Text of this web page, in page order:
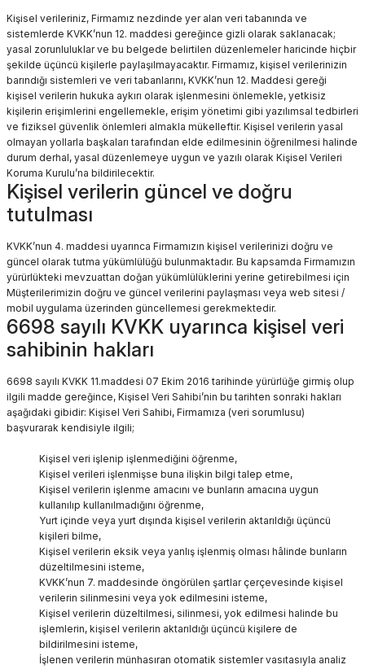
Kişisel verileriniz, Firmamız nezdinde yer alan veri tabanında ve
sistemlerde KVKK’nun 12. maddesi gereğince gizli olarak saklanacak;
yasal zorunluluklar ve bu belgede belirtilen düzenlemeler haricinde hiçbir
şekilde üçüncü kişilerle paylaşılmayacaktır. Firmamız, kişisel verilerinizin
barındığı sistemleri ve veri tabanlarını, KVKK’nun 12. Maddesi gereği
kişisel verilerin hukuka aykırı olarak işlenmesini önlemekle, yetkisiz
kişilerin erişimlerini engellemekle, erişim yönetimi gibi yazılımsal tedbirleri
ve fiziksel güvenlik önlemleri almakla mükelleftir. Kişisel verilerin yasal
olmayan yollarla başkaları tarafından elde edilmesinin öğrenilmesi halinde
durum derhal, yasal düzenlemeye uygun ve yazılı olarak Kişisel Verileri
Koruma Kurulu’na bildirilecektir.
Kişisel verilerin güncel ve doğru
tutulması
KVKK’nun 4. maddesi uyarınca Firmamızın kişisel verilerinizi doğru ve
güncel olarak tutma yükümlülüğü bulunmaktadır. Bu kapsamda Firmamızın
yürürlükteki mevzuattan doğan yükümlülüklerini yerine getirebilmesi için
Müşterilerimizin doğru ve güncel verilerini paylaşması veya web sitesi /
mobil uygulama üzerinden güncellemesi gerekmektedir.
6698 sayılı KVKK uyarınca kişisel veri
sahibinin hakları
6698 sayılı KVKK 11.maddesi 07 Ekim 2016 tarihinde yürürlüğe girmiş olup
ilgili madde gereğince, Kişisel Veri Sahibi’nin bu tarihten sonraki hakları
aşağıdaki gibidir: Kişisel Veri Sahibi, Firmamıza (veri sorumlusu)
başvurarak kendisiyle ilgili;
Kişisel veri işlenip işlenmediğini öğrenme,
Kişisel verileri işlenmişse buna ilişkin bilgi talep etme,
Kişisel verilerin işlenme amacını ve bunların amacına uygun
kullanılıp kullanılmadığını öğrenme,
Yurt içinde veya yurt dışında kişisel verilerin aktarıldığı üçüncü
kişileri bilme,
Kişisel verilerin eksik veya yanlış işlenmiş olması hâlinde bunların
düzeltilmesini isteme,
KVKK’nun 7. maddesinde öngörülen şartlar çerçevesinde kişisel
verilerin silinmesini veya yok edilmesini isteme,
Kişisel verilerin düzeltilmesi, silinmesi, yok edilmesi halinde bu
işlemlerin, kişisel verilerin aktarıldığı üçüncü kişilere de
bildirilmesini isteme,
İşlenen verilerin münhasıran otomatik sistemler vasıtasıyla analiz